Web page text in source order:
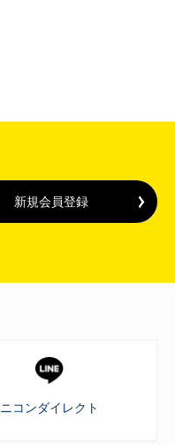
新規会員登録
ニコンダイレクト